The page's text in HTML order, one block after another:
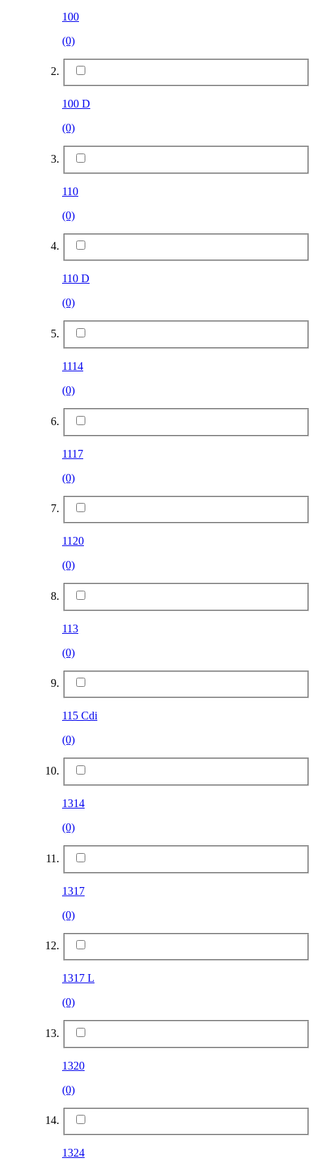
100
(0)
100 D
(0)
110
(0)
110 D
(0)
1114
(0)
1117
(0)
1120
(0)
113
(0)
115 Cdi
(0)
1314
(0)
1317
(0)
1317 L
(0)
1320
(0)
1324